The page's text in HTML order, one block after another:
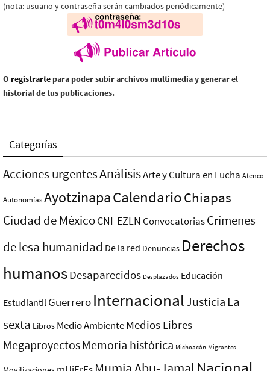
(nota: usuario y contraseña serán cambiados periódicamente)
O registrarte para poder subir archivos multimedia y generar el
historial de tus publicaciones.
Categorías
Acciones urgentesAnálisisArte y Cultura en Lucha Atenco
AutonomíasAyotzinapaCalendarioChiapas
Ciudad de MéxicoCNI-EZLN ConvocatoriasCrímenes
de lesa humanidad De la red Denuncias Derechos
humanosDesaparecidos Desplazados Educación
Estudiantil Guerrero InternacionalJusticia La
sexta Libros Medio AmbienteMedios Libres
MegaproyectosMemoria histórica Michoacán Migrantes